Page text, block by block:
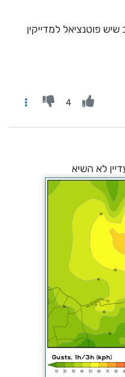
פוטנציאל למדייקין
4
לא השיא